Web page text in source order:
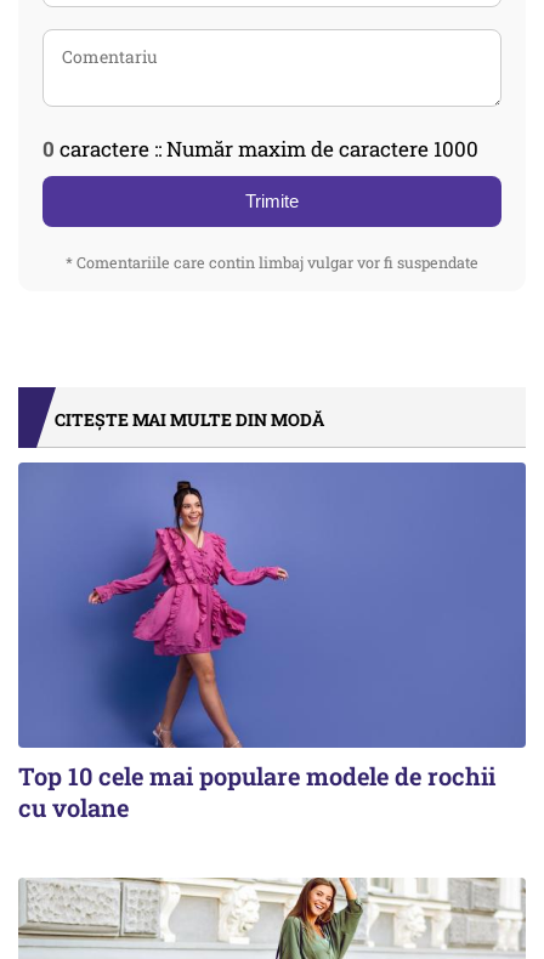
0 caractere :: Număr maxim de caractere 1000
Trimite
* Comentariile care contin limbaj vulgar vor fi suspendate
CITEȘTE MAI MULTE DIN MODĂ
Top 10 cele mai populare modele de rochii
cu volane